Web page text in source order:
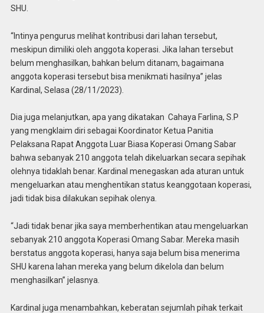
SHU.
“Intinya pengurus melihat kontribusi dari lahan tersebut,
meskipun dimiliki oleh anggota koperasi. Jika lahan tersebut
belum menghasilkan, bahkan belum ditanam, bagaimana
anggota koperasi tersebut bisa menikmati hasilnya” jelas
Kardinal, Selasa (28/11/2023).
Dia juga melanjutkan, apa yang dikatakan Cahaya Farlina, S.P
yang mengklaim diri sebagai Koordinator Ketua Panitia
Pelaksana Rapat Anggota Luar Biasa Koperasi Omang Sabar
bahwa sebanyak 210 anggota telah dikeluarkan secara sepihak
olehnya tidaklah benar. Kardinal menegaskan ada aturan untuk
mengeluarkan atau menghentikan status keanggotaan koperasi,
jadi tidak bisa dilakukan sepihak olenya.
“Jadi tidak benar jika saya memberhentikan atau mengeluarkan
sebanyak 210 anggota Koperasi Omang Sabar. Mereka masih
berstatus anggota koperasi, hanya saja belum bisa menerima
SHU karena lahan mereka yang belum dikelola dan belum
menghasilkan” jelasnya.
Kardinal juga menambahkan, keberatan sejumlah pihak terkait